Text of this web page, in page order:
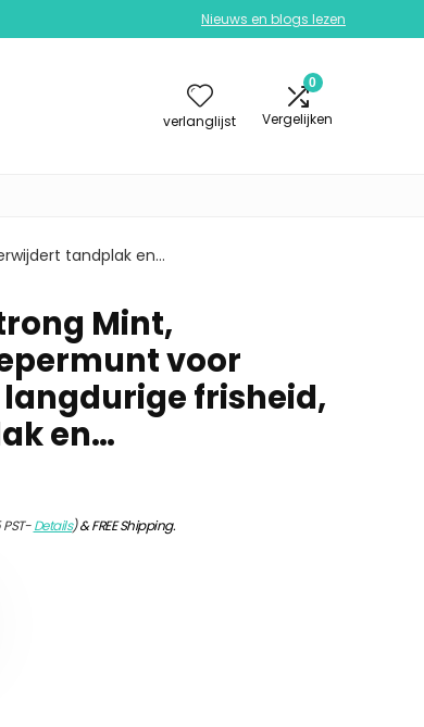
Nieuws en blogs lezen
verlanglijst
0
Vergelijken
tandplak en…
Mint,
voor
frisheid,
en…
Details)&FREE Shipping.